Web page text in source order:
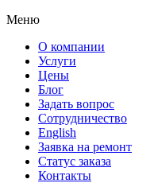
Меню
О компании
Услуги
Цены
Блог
Задать вопрос
Сотрудничество
English
Заявка на ремонт
Статус заказа
Контакты